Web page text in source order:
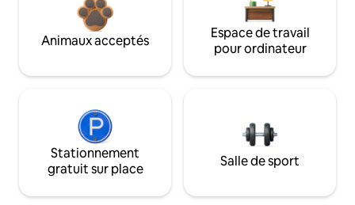
Animaux acceptés
Espace de travail
pour ordinateur
Stationnement
gratuit sur place
Salle de sport